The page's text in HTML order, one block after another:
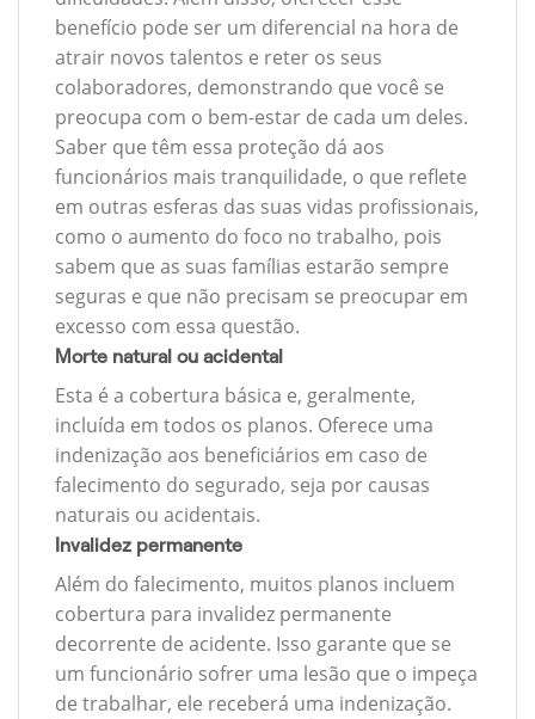
benefício pode ser um diferencial na hora de
atrair novos talentos e reter os seus
colaboradores, demonstrando que você se
preocupa com o bem-estar de cada um deles.
Saber que têm essa proteção dá aos
funcionários mais tranquilidade, o que reflete
em outras esferas das suas vidas profissionais,
como o aumento do foco no trabalho, pois
sabem que as suas famílias estarão sempre
seguras e que não precisam se preocupar em
excesso com essa questão.
Morte natural ou acidental
Esta é a cobertura básica e, geralmente,
incluída em todos os planos. Oferece uma
indenização aos beneficiários em caso de
falecimento do segurado, seja por causas
naturais ou acidentais.
Invalidez permanente
Além do falecimento, muitos planos incluem
cobertura para invalidez permanente
decorrente de acidente. Isso garante que se
um funcionário sofrer uma lesão que o impeça
de trabalhar, ele receberá uma indenização.